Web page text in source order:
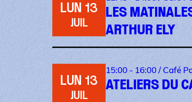
LUN 13
JUIL
LES
ARTHUR ELY
LUN 13
JUIL
15:00 - 16:00 /Café
ATELIERS DU